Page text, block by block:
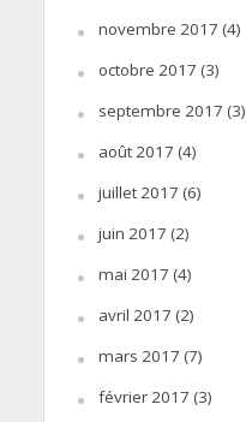
novembre 2017 (4)
octobre 2017 (3)
septembre 2017 (3)
août 2017 (4)
juillet 2017 (6)
juin 2017 (2)
mai 2017 (4)
avril 2017 (2)
mars 2017 (7)
février 2017 (3)